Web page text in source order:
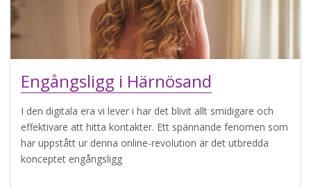
Engångsligg i Härnösand
I den digitala era vi lever i har det blivit allt smidigare och
effektivare att hitta kontakter. Ett spännande fenomen som
har uppstått ur denna online-revolution är det utbredda
konceptet engångsligg